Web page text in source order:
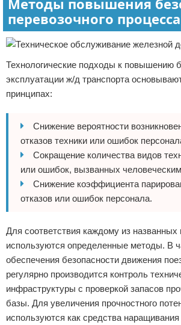
Методы повышения
перевозочного процесса
Технологические подходы к повышению
эксплуатации ж/д транспорта
принципах:
Снижение вероятности
отказов техники или ошибок
Сокращение количества видов
или ошибок, вызванных
Снижение коэффициента
отказов или ошибок персонала.
Для соответствия каждому из названных
используются определенные методы. В
обеспечения безопасности движения
регулярно производится контроль
инфраструктуры с проверкой запасов
базы. Для увеличения прочностного
используются как средства